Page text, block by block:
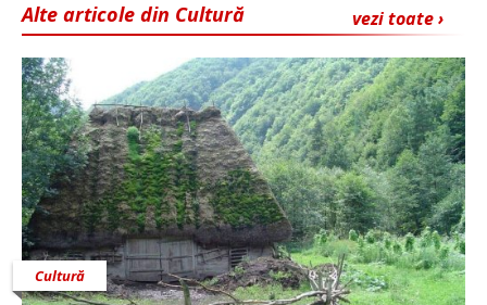
vezi toate ›
Alte articole din Cultură
Cultură